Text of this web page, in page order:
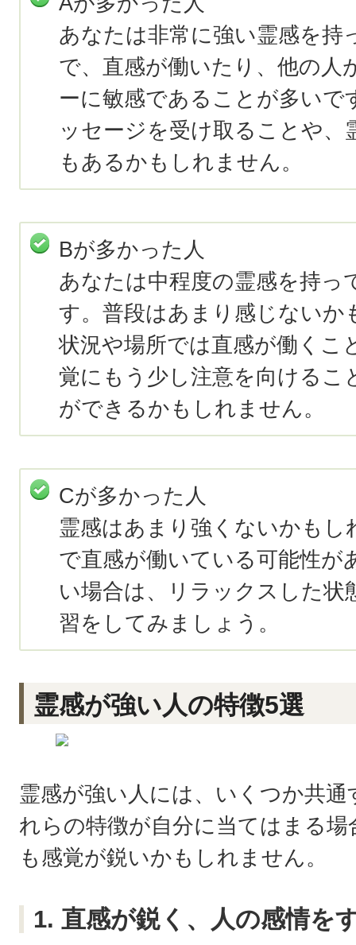
あなたは非常に強い霊感を持
で、直感が働いたり、他の人
ーに敏感であることが多いで
ッセージを受け取ることや、
もあるかもしれません。
Bが多かった人
あなたは中程度の霊感を持っ
す。普段はあまり感じないか
状況や場所では直感が働くこ
覚にもう少し注意を向けるこ
ができるかもしれません。
Cが多かった人
霊感はあまり強くないかもし
で直感が働いている可能性が
い場合は、リラックスした状
習をしてみましょう。
霊感が強い人の特徴5選
霊感が強い人には、いくつか共
れらの特徴が自分に当てはまる
も感覚が鋭いかもしれません。
1. 直感が鋭く、人の感情を